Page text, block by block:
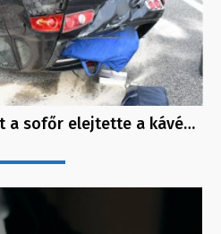
a sofőr elejtette a kávé…